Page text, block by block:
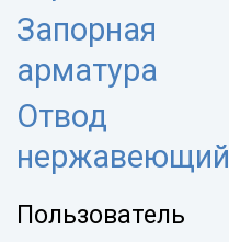
Запорная
арматура
Отвод
нержавеющий
Пользователь